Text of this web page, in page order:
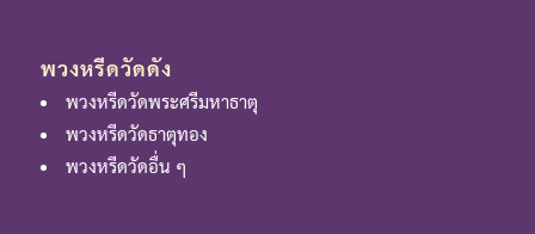
พวงหรีดวัดดัง
พวงหรีดวัดพระศรีมหาธาตุ
พวงหรีดวัดธาตุทอง
พวงหรีดวัดอื่น ๆ